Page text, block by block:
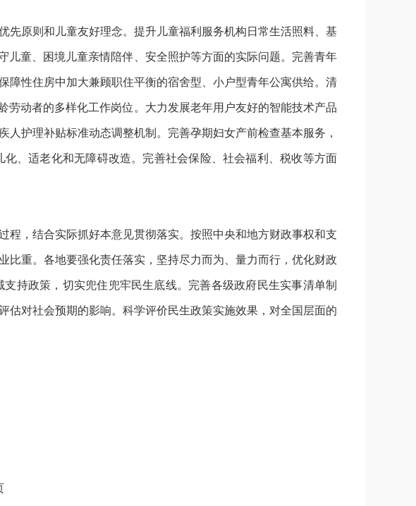
先原则和儿童友好理念。提升儿童福利服务机构日常生活照料、基
儿童、困境儿童亲情陪伴、安全照护等方面的实际问题。完善青年
障性住房中加大兼顾职住平衡的宿舍型、小户型青年公寓供给。清
劳动者的多样化工作岗位。大力发展老年用户友好的智能技术产品
护理补贴标准动态调整机制。完善孕期妇女产前检查基本服务，
、适老化和无障碍改造。完善社会保险、社会福利、税收等方面
，结合实际抓好本意见贯彻落实。按照中央和地方财政事权和支
重。各地要强化责任落实，坚持尽力而为、量力而行，优化财政
持政策，切实兜住兜牢民生底线。完善各级政府民生实事清单制
估对社会预期的影响。科学评价民生政策实施效果，对全国层面的